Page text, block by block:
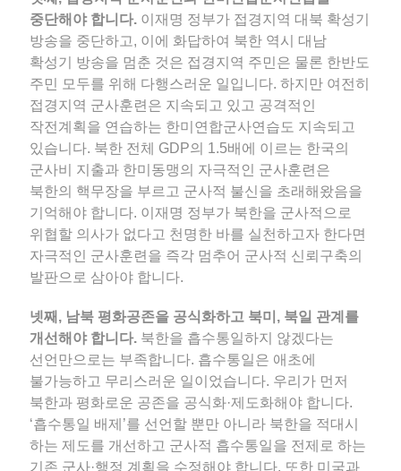
중단해야 합니다. 이재명 정부가 접경지역 대북 확성기
방송을 중단하고, 이에 화답하여 북한 역시 대남
확성기 방송을 멈춘 것은 접경지역 주민은 물론 한반도
주민 모두를 위해 다행스러운 일입니다. 하지만 여전히
접경지역 군사훈련은 지속되고 있고 공격적인
작전계획을 연습하는 한미연합군사연습도 지속되고
있습니다. 북한 전체 GDP의 1.5배에 이르는 한국의
군사비 지출과 한미동맹의 자극적인 군사훈련은
북한의 핵무장을 부르고 군사적 불신을 초래해왔음을
기억해야 합니다. 이재명 정부가 북한을 군사적으로
위협할 의사가 없다고 천명한 바를 실천하고자 한다면
자극적인 군사훈련을 즉각 멈추어 군사적 신뢰구축의
발판으로 삼아야 합니다.
넷째, 남북 평화공존을 공식화하고 북미, 북일 관계를
개선해야 합니다. 북한을 흡수통일하지 않겠다는
선언만으로는 부족합니다. 흡수통일은 애초에
불가능하고 무리스러운 일이었습니다. 우리가 먼저
북한과 평화로운 공존을 공식화·제도화해야 합니다.
‘흡수통일 배제’를 선언할 뿐만 아니라 북한을 적대시
하는 제도를 개선하고 군사적 흡수통일을 전제로 하는
기존 군사·행정 계획을 수정해야 합니다. 또한 미국과